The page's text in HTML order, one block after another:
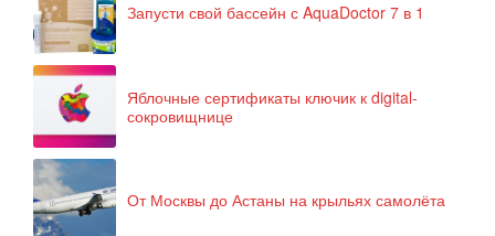
Запусти свой бассейн с AquaDoctor 7 в 1
Яблочные сертификаты ключик к digital-
сокровищнице
От Москвы до Астаны на крыльях самолёта